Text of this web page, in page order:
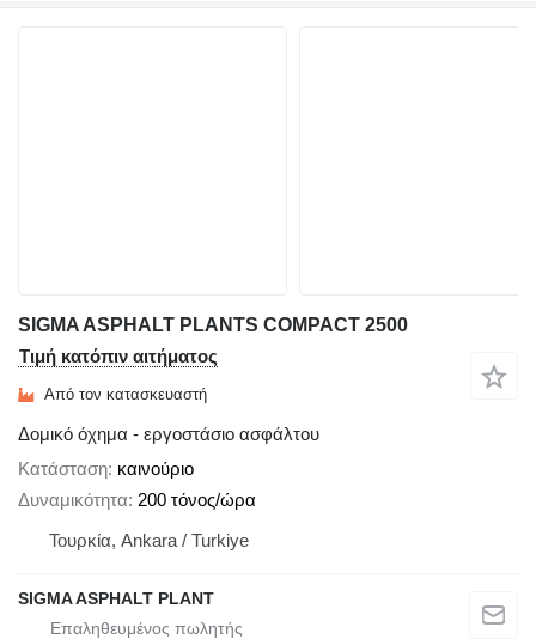
SIGMA ASPHALT PLANTS COMPACT 2500
Τιμή κατόπιν αιτήματος
Από τον κατασκευαστή
Δομικό όχημα - εργοστάσιο ασφάλτου
Κατάσταση καινούριο
Δυναμικότητα 200 τόνος/ώρα
Τουρκία, Ankara / Turkiye
SIGMA ASPHALT PLANT